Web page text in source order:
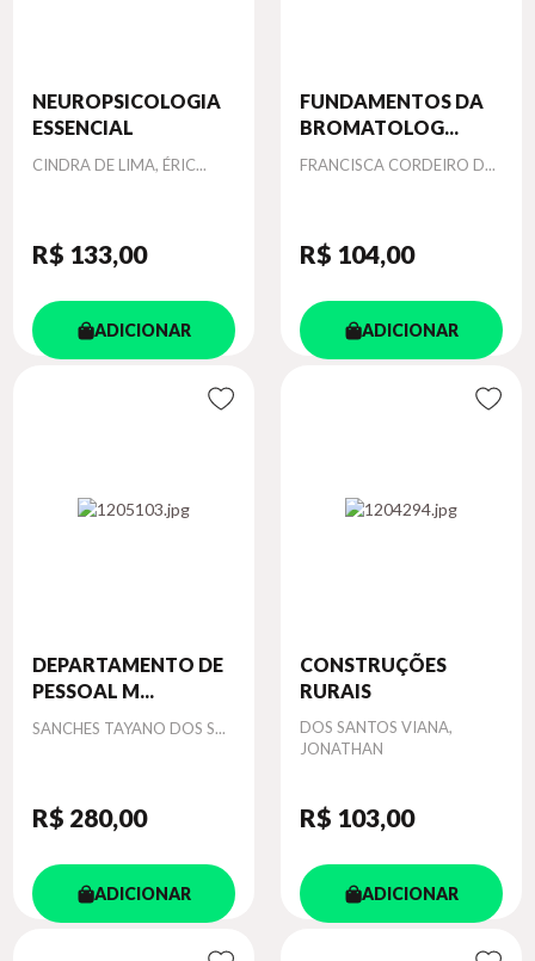
NEUROPSICOLOGIA
ESSENCIAL
Autor
CINDRA DE LIMA, ÉRIC...
R$ 133,00
ADICIONAR
FUNDAMENTOS DA
BROMATOLOG...
Autor
FRANCISCA CORDEIRO D...
R$ 104,00
ADICIONAR
DEPARTAMENTO DE
PESSOAL M...
Autor
SANCHES TAYANO DOS S...
R$ 280,00
ADICIONAR
CONSTRUÇÕES
RURAIS
Autor
DOS SANTOS VIANA,
JONATHAN
R$ 103,00
ADICIONAR